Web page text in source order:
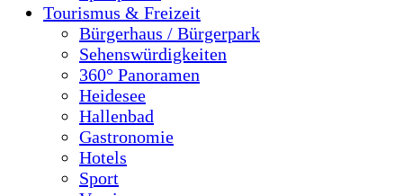
Tourismus & Freizeit
Bürgerhaus / Bürgerpark
Sehenswürdigkeiten
360° Panoramen
Heidesee
Hallenbad
Gastronomie
Hotels
Sport